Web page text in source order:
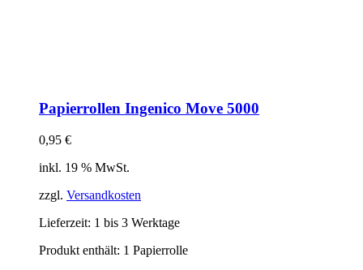
Papierrollen Ingenico Move 5000
0,95 €
inkl. 19 % MwSt.
zzgl. Versandkosten
Lieferzeit: 1 bis 3 Werktage
Produkt enthält: 1 Papierrolle